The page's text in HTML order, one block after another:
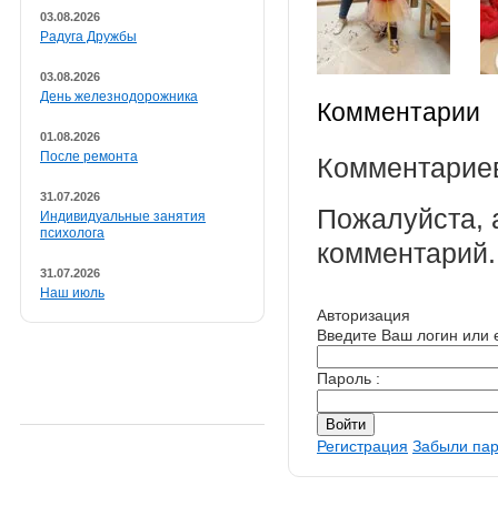
03.08.2026
Радуга Дружбы
03.08.2026
День железнодорожника
01.08.2026
После ремонта
31.07.2026
Индивидуальные занятия
психолога
31.07.2026
Наш июль
Комментарии
Пожалуйста,
комментарий.
Авторизация
Введите Ваш логин или
Пароль :
Регистрация Забыли